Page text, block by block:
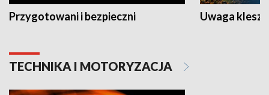
Przygotowani i bezpieczni Uwaga
TECHNIKA I MOTORYZACJA